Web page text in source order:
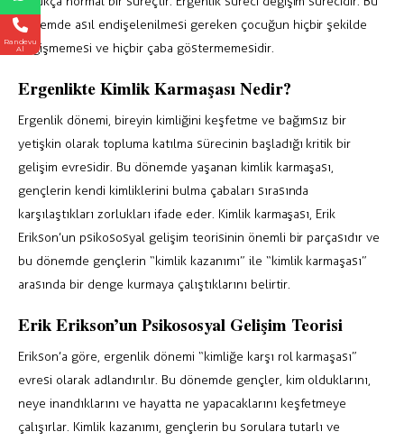
dönemde asıl endişelenilmesi gereken çocuğun hiçbir şekilde
değişmemesi ve hiçbir çaba göstermemesidir.
Ergenlikte Kimlik Karmaşası Nedir?
Ergenlik dönemi, bireyin kimliğini keşfetme ve bağımsız bir
yetişkin olarak topluma katılma sürecinin başladığı kritik bir
gelişim evresidir. Bu dönemde yaşanan kimlik karmaşası,
gençlerin kendi kimliklerini bulma çabaları sırasında
karşılaştıkları zorlukları ifade eder. Kimlik karmaşası, Erik
Erikson’un psikososyal gelişim teorisinin önemli bir parçasıdır ve
bu dönemde gençlerin “kimlik kazanımı” ile “kimlik karmaşası”
arasında bir denge kurmaya çalıştıklarını belirtir.
Erik Erikson’un Psikososyal Gelişim Teorisi
Erikson’a göre, ergenlik dönemi “kimliğe karşı rol karmaşası”
evresi olarak adlandırılır. Bu dönemde gençler, kim olduklarını,
neye inandıklarını ve hayatta ne yapacaklarını keşfetmeye
çalışırlar. Kimlik kazanımı, gençlerin bu sorulara tutarlı ve
Randevu
Al